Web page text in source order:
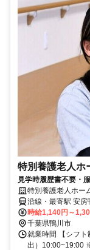
特別養護老人ホ
見学時履歴書不要・
働き方相談可／交通
り
特別養護老人ホー
沿線・最寄駅 安
時給1,140円～
千葉県鴨川市
就業時間 【シフ
出）10:00~19:00